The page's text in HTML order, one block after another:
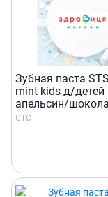
Зубная паста
mint kids д/детей
апельсин/
СТС